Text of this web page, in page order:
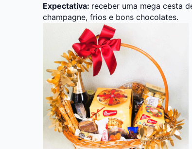
Expectativa: receber uma mega cesta
champagne, frios e bons chocolates.